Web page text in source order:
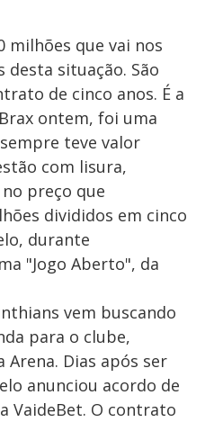
milhões que vai nos
situação. São
de cinco anos. É a
ontem, foi uma
teve valor
com lisura,
preço que
divididos em cinco
durante
"Jogo Aberto", da
vem buscando
para o clube,
Arena. Dias após ser
anunciou acordo de
VaideBet. O contrato